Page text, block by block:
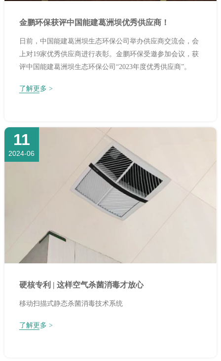
金鹏环保获评中国能建葛洲坝优秀供应商！
日前，中国能建葛洲坝生态环保公司举办供应商交流会，会
上对19家优秀供应商进行表彰。金鹏环保受邀参加会议，获
评中国能建葛洲坝生态环保公司“2023年度优秀供应商”。
了解更多 >
11
2024-06
硬核专利 | 这样空气杀菌消毒才放心
移动扫描式静态杀菌消毒技术系统
了解更多 >